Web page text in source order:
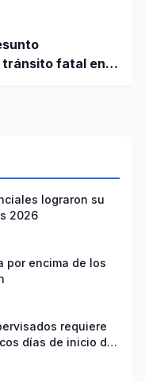
tránsito fatal en
lograron su
2026
por encima de los
requiere
días de inicio del